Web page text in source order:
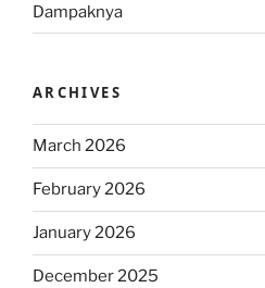
Dampaknya
ARCHIVES
March 2026
February 2026
January 2026
December 2025